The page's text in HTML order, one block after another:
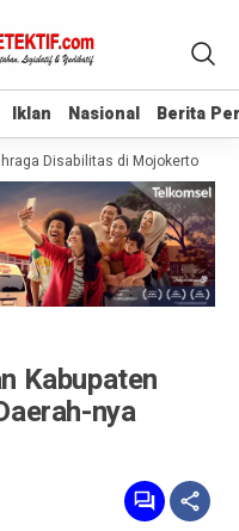
Iklan Nasional Berita
Iklan Nasional Berita
Disabilitas di Mojokerto
Kabupaten
nya